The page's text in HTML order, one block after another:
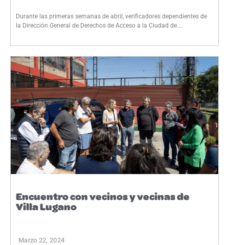
Durante las primeras semanas de abril, verificadores dependientes de
la Dirección General de Derechos de Acceso a la Ciudad de....
Encuentro con vecinos y vecinas de
Villa Lugano
Marzo 22, 2024